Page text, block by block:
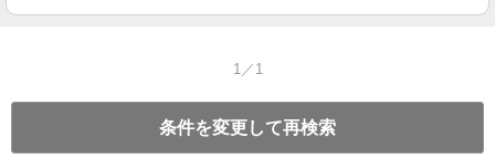
1／1
条件を変更して再検索